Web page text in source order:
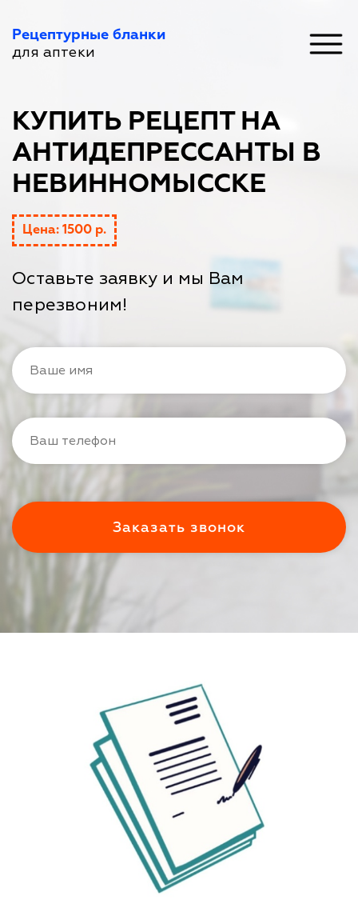
Рецептурные бланки
для аптеки
КУПИТЬ РЕЦЕПТ НА
АНТИДЕПРЕССАНТЫ В
НЕВИННОМЫССКЕ
Цена: 1500 р.
Оставьте заявку и мы Вам
перезвоним!